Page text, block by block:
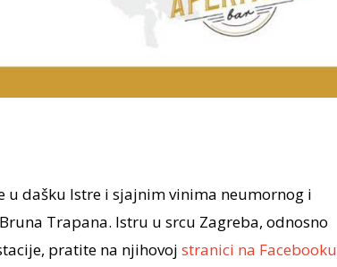
u dašku Istre i sjajnim vinima neumornog i
Trapana. Istru u srcu Zagreba, odnosno
pratite na njihovoj stranici na Facebooku